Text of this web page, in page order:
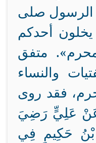
الرسول صلى
يخلون أحدكم
متفق
والنساء
فقد روى
عَنْ عَلِيٍّ رَضِيَ
بْنُ حَكِيمٍ فِي